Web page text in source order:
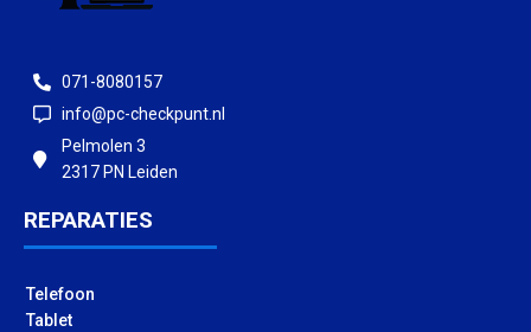
071-8080157
info@pc-checkpunt.nl
Pelmolen 3
2317 PN Leiden
REPARATIES
Telefoon
Tablet